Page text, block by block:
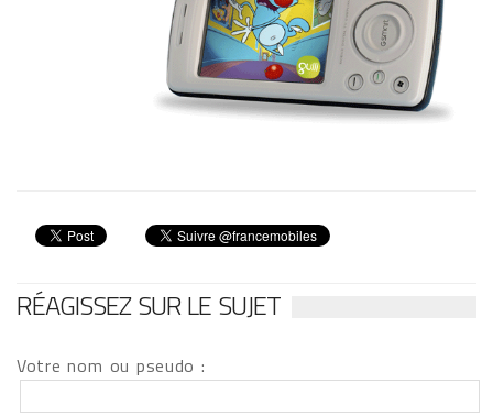
RÉAGISSEZ SUR LE SUJET
Votre nom ou pseudo :